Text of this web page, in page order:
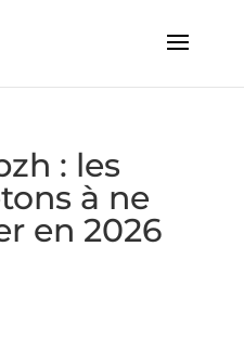
: les
à ne
en 2026